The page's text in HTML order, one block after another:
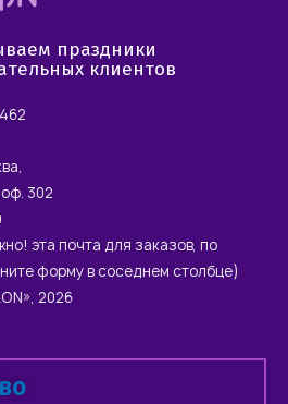
праздники
клиентов
302
эта почта для заказов, по
форму в соседнем столбце)
2026